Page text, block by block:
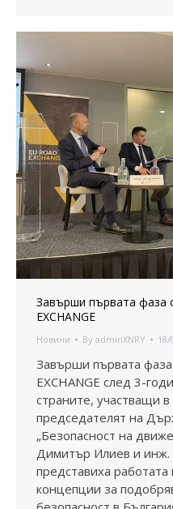
Завърши първата фаза
EXCHANGE
Новини By adminXNRY 18/
Завърши първата фаза
EXCHANGE след 3-
страните, участващи
председателят на
„Безопасност на
Димитър Илиев и инж.
представиха
концепции за